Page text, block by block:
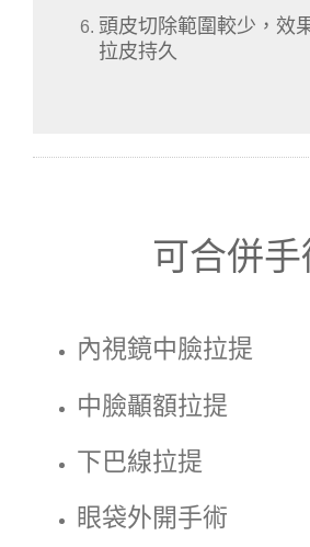
頭皮切除範圍較少，效
拉皮持久
可合併手
內視鏡中臉拉提
中臉顳額拉提
下巴線拉提
眼袋外開手術